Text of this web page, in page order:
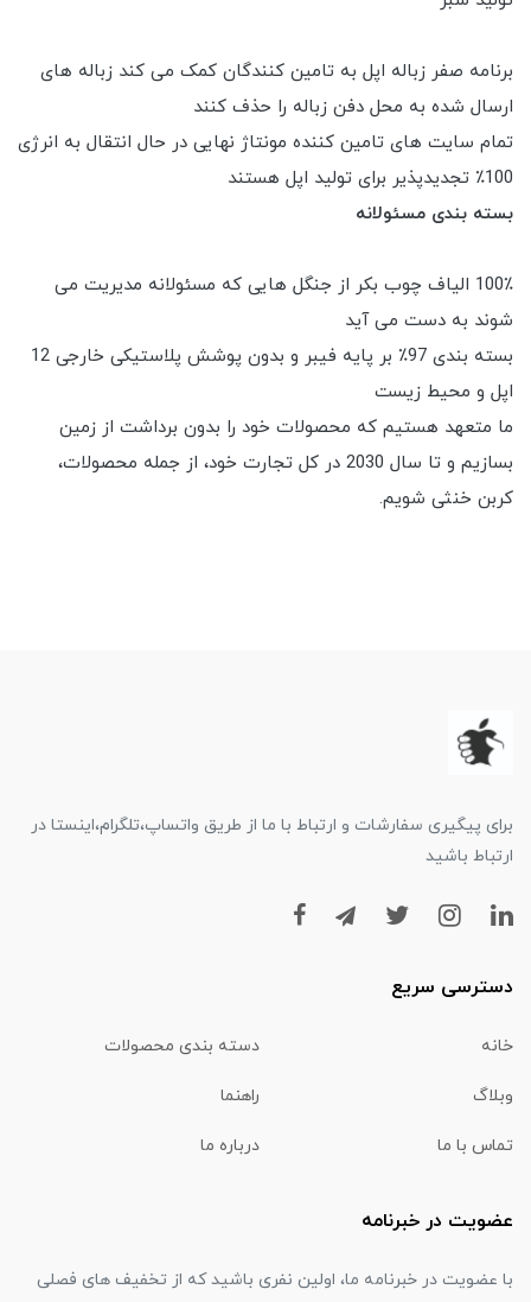
برنامه صفر زباله اپل به تامین کنندگان کمک می کند زباله های
ارسال شده به محل دفن زباله را حذف کنند
تمام سایت های تامین کننده مونتاژ نهایی در حال انتقال به انرژی
100٪ تجدیدپذیر برای تولید اپل هستند
بسته بندی مسئولانه
100٪ الیاف چوب بکر از جنگل هایی که مسئولانه مدیریت می
شوند به دست می آید
بسته بندی 97٪ بر پایه فیبر و بدون پوشش پلاستیکی خارجی 12
اپل و محیط زیست
ما متعهد هستیم که محصولات خود را بدون برداشت از زمین
بسازیم و تا سال 2030 در کل تجارت خود، از جمله محصولات،
کربن خنثی شویم.
برای پیگیری سفارشات و ارتباط با ما از طریق واتساپ،تلگرام،اینستا در
ارتباط باشید
دسترسی سریع
خانه دسته بندی محصولات
وبلاگ راهنما
تماس با ما درباره ما
عضویت در خبرنامه
با عضویت در خبرنامه ما، اولین نفری باشید که از تخفیف های فصلی